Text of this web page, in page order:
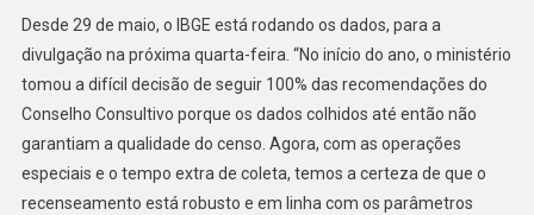
Desde 29 de maio, o IBGE está rodando os dados, para a
divulgação na próxima quarta-feira. “No início do ano, o ministério
tomou a difícil decisão de seguir 100% das recomendações do
Conselho Consultivo porque os dados colhidos até então não
garantiam a qualidade do censo. Agora, com as operações
especiais e o tempo extra de coleta, temos a certeza de que o
recenseamento está robusto e em linha com os parâmetros